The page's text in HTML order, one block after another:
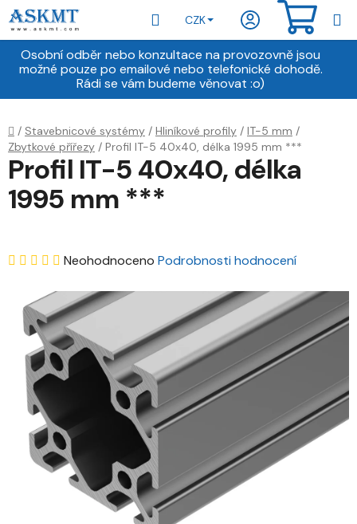
Přejít
na
obsah
Osobní odběr nebo konzultace na provozovně jsou
možné pouze po emailové nebo telefonické dohodě.
Rádi se vám budeme věnovat :o)
Hledat
CZK
Domů
/ Stavebnicové systémy / Hliníkové profily / IT-5 mm /
Zbytkové přířezy / Profil IT-5 40x40, délka 1995 mm ***
Profil IT-5 40x40, délka
1995 mm ***
Průměrné
produktu
je
0,0
z
hvězdiček.
Neohodnoceno Podrobnosti hodnocení